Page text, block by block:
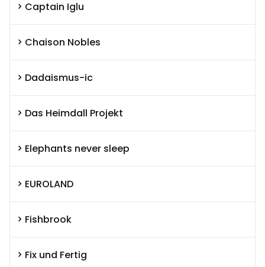
Captain Iglu
Chaison Nobles
Dadaismus-ic
Das Heimdall Projekt
Elephants never sleep
EUROLAND
Fishbrook
Fix und Fertig